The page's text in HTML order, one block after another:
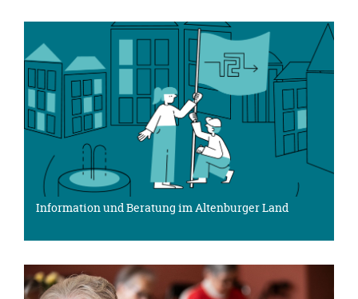
Information und Beratung im Altenburger Land